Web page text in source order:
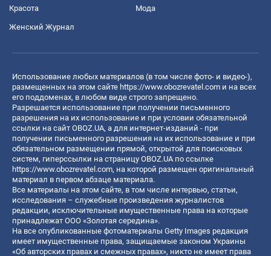
Красота Мода
Женский Журнал
Использование любых материалов (в том числе фото- и видео-),
размещенных на этом сайте https://www.obozrevatel.com и на всех
его поддоменах, в любом виде строго запрещено.
Разрешается использование при получении письменного
разрешения на их использование и при условии обязательной
ссылки на сайт OBOZ.UA, а для интернет-изданий - при
получении письменного разрешения на их использование и при
обязательном размещении прямой, открытой для поисковых
систем, гиперссылки на страницу OBOZ.UA по ссылке
https://www.obozrevatel.com, на которой размещен оригинальный
материал в первом абзаце материала.
Все материалы на этом сайте, в том числе интервью, статьи,
исследования – служебные произведения журналистов
редакции, исключительные имущественные права на которые
принадлежат ООО «Золотая середина».
На все опубликованные фотоматериалы Getty Images редакция
имеет имущественные права, защищаемые законом Украины
«Об авторских правах и смежных правах», никто не имеет права